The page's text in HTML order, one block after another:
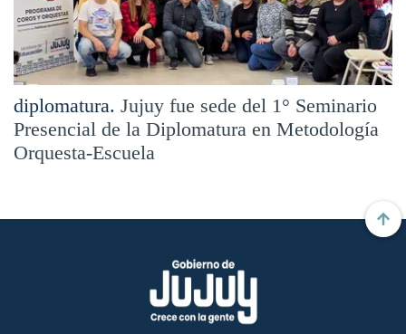
diplomatura. Jujuy fue sede del 1° Seminario
Presencial de la Diplomatura en Metodología
Orquesta-Escuela